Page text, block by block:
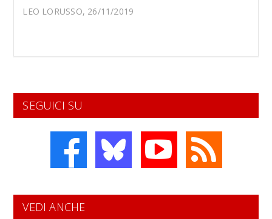
LEO LORUSSO, 26/11/2019
SEGUICI SU
VEDI ANCHE